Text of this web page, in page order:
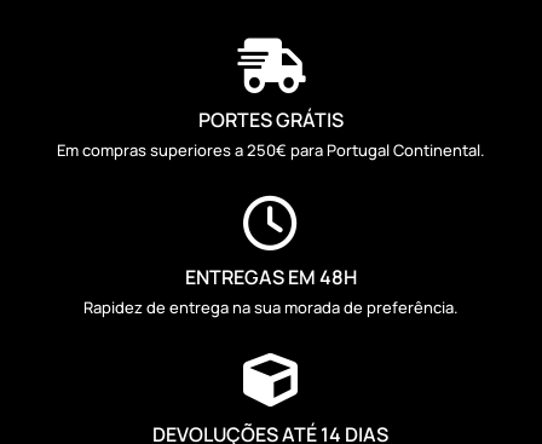

PORTES GRÁTIS
Em compras superiores a 250€ para Portugal Continental.

ENTREGAS EM 48H
Rapidez de entrega na sua morada de preferência.

DEVOLUÇÕES ATÉ 14 DIAS